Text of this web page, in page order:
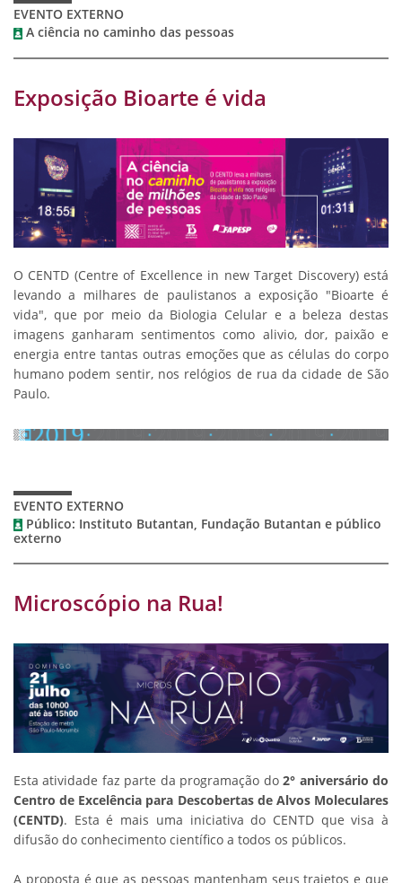
EVENTO EXTERNO
A ciência no caminho das pessoas
Exposição Bioarte é vida
O CENTD (Centre of Excellence in new Target Discovery) está
levando a milhares de paulistanos a exposição "Bioarte é
vida", que por meio da Biologia Celular e a beleza destas
imagens ganharam sentimentos como alivio, dor, paixão e
energia entre tantas outras emoções que as células do corpo
humano podem sentir, nos relógios de rua da cidade de São
Paulo.
EVENTO EXTERNO
Público: Instituto Butantan, Fundação Butantan e público
externo
Microscópio na Rua!
Esta atividade faz parte da programação do2° aniversário do
Centro de Excelência para Descobertas de Alvos Moleculares
(CENTD). Esta é mais uma iniciativa do CENTD que visa à
difusão do conhecimento científico a todos os públicos.
A proposta é que as pessoas mantenham seus trajetos e que